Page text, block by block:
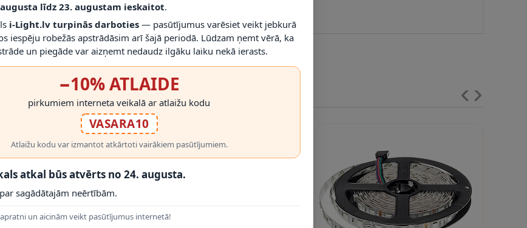
RĀDĪT VAIRĀK
līdz 23. augustam ieskaitot.
i-Light.lv turpinās darboties — pasūtījumus varēsiet veikt jebkurā
iespēju robežās apstrādāsim arī šajā periodā. Lūdzam ņemt vērā, ka
un piegāde var aizņemt nedaudz ilgāku laiku nekā ierasts.
−10% ATLAIDE
pirkumiem interneta veikalā ar atlaižu kodu
VASARA10
Atlaižu kodu var izmantot atkārtoti vairākiem pasūtījumiem.
atkal būs atvērts no 24. augusta.
sagādātajām neērtībām.
un aicinām veikt pasūtījumus internetā!